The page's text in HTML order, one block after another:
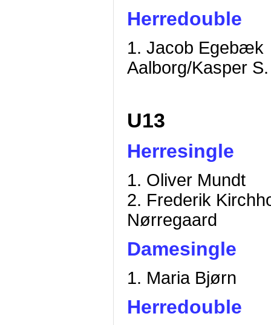
Herredouble
1. Jacob Egebæk
Aalborg/Kasper
U13
Herresingle
1. Oliver Mundt
2. Frederik
Nørregaard
Damesingle
1. Maria Bjørn
Herredouble